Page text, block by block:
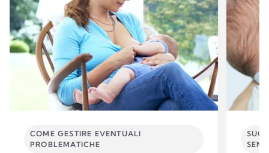
COME GESTIRE EVENTUALI
PROBLEMATICHE
SENO